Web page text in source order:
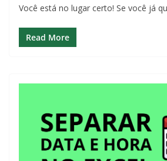
Você está no lugar certo! Se você já
Read More